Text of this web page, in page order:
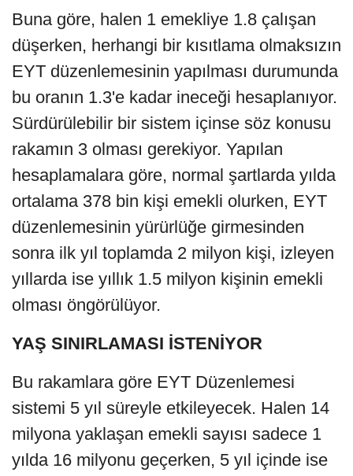
Buna göre, halen 1 emekliye 1.8 çalışan
düşerken, herhangi bir kısıtlama olmaksızın
EYT düzenlemesinin yapılması durumunda
bu oranın 1.3'e kadar ineceği hesaplanıyor.
Sürdürülebilir bir sistem içinse söz konusu
rakamın 3 olması gerekiyor. Yapılan
hesaplamalara göre, normal şartlarda yılda
ortalama 378 bin kişi emekli olurken, EYT
düzenlemesinin yürürlüğe girmesinden
sonra ilk yıl toplamda 2 milyon kişi, izleyen
yıllarda ise yıllık 1.5 milyon kişinin emekli
olması öngörülüyor.
YAŞ SINIRLAMASI İSTENİYOR
Bu rakamlara göre EYT Düzenlemesi
sistemi 5 yıl süreyle etkileyecek. Halen 14
milyona yaklaşan emekli sayısı sadece 1
yılda 16 milyonu geçerken, 5 yıl içinde ise